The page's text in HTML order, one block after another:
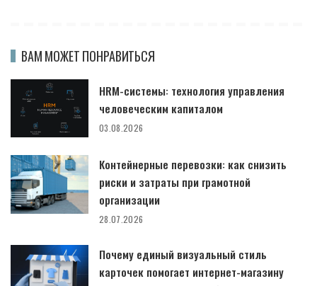
ВАМ МОЖЕТ ПОНРАВИТЬСЯ
HRM-системы: технология управления
человеческим капиталом
03.08.2026
Контейнерные перевозки: как снизить
риски и затраты при грамотной
организации
28.07.2026
Почему единый визуальный стиль
карточек помогает интернет-магазину